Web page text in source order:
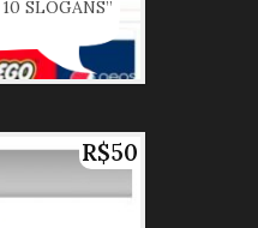
SLOGANS”
R$50